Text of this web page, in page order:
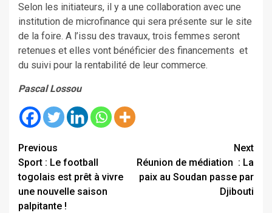
Selon les initiateurs, il y a une collaboration avec une
institution de microfinance qui sera présente sur le site
de la foire. A l’issu des travaux, trois femmes seront
retenues et elles vont bénéficier des financements et
du suivi pour la rentabilité de leur commerce.
Pascal Lossou
Continue
Reading
Previous
Sport : Le football
togolais est prêt à vivre
une nouvelle saison
palpitante !
Next
Réunion de médiation : La
paix au Soudan passe par
Djibouti